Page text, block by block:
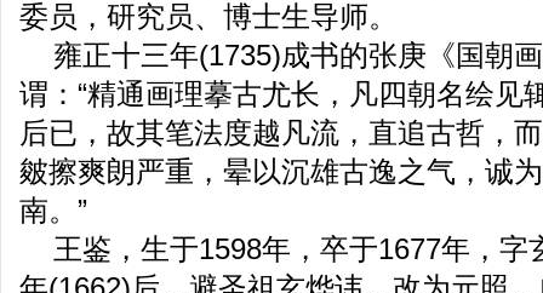
委员，研究员、博士生导师。
雍正十三年(1735)成书的张庚《国朝
谓：“精通画理摹古尤长，凡四朝名绘见
后已，故其笔法度越凡流，直追古哲，
皴擦爽朗严重，晕以沉雄古逸之气，诚
南。”
王鉴，生于1598年，卒于1677年，字